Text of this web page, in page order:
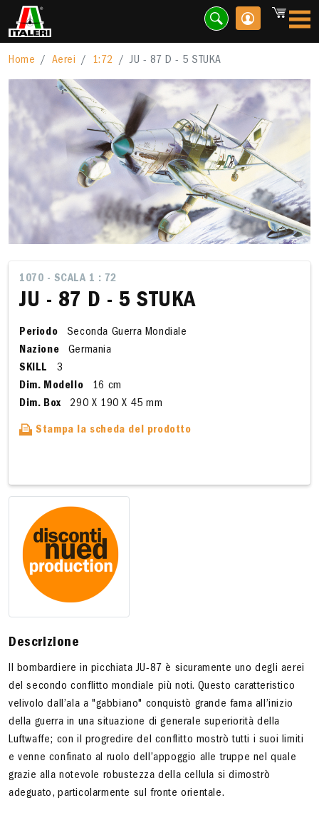
Home Aerei 1:72 JU - 87 D - 5 STUKA
1070 - SCALA 1 : 72
JU - 87 D - 5 STUKA
Periodo
Seconda Guerra Mondiale
Nazione
Germania
SKILL
3
Dim. Modello
16 cm
Dim. Box
290 X 190 X 45 mm
Stampa la scheda del prodotto
Descrizione
Il bombardiere in picchiata JU-87 è sicuramente uno degli aerei
del secondo conflitto mondiale più noti. Questo caratteristico
velivolo dall’ala a "gabbiano" conquistò grande fama all’inizio
della guerra in una situazione di generale superiorità della
Luftwaffe; con il progredire del conflitto mostrò tutti i suoi limiti
e venne confinato al ruolo dell’appoggio alle truppe nel quale
grazie alla notevole robustezza della cellula si dimostrò
adeguato, particolarmente sul fronte orientale.